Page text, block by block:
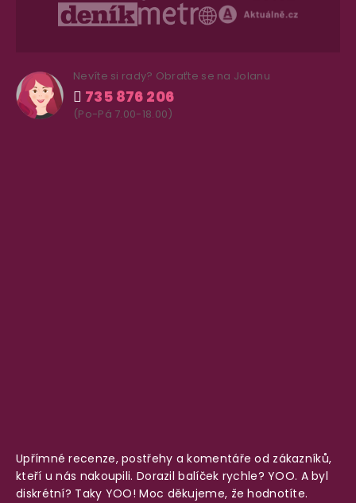
Nevíte si rady? Obraťte se na Jolanu
735 876 206
(Po-Pá 7.00-18.00)
Upřímné recenze, postřehy a komentáře od zákazníků,
kteří u nás nakoupili. Dorazil balíček rychle? YOO. A byl
diskrétní? Taky YOO! Moc děkujeme, že hodnotíte.